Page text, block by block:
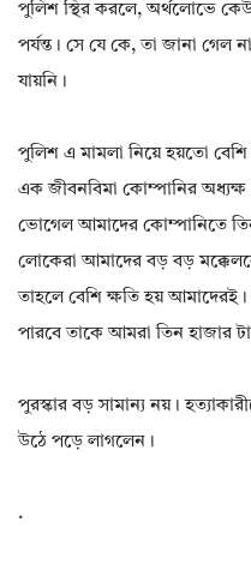
পুলিশ স্থির করলে, অর্থলোভে
পর্যন্ত। সে যে কে, তা জানা গেল
যায়নি।
পুলিশ এ মামলা নিয়ে হয়তো বেশি
এক জীবনবিমা কোম্পানির
ভোগেল আমাদের কোম্পানিতে
লোকেরা আমাদের বড় বড়
তাহলে বেশি ক্ষতি হয়
পারবে তাকে আমরা তিন হাজার
পুরস্কার বড় সামান্য নয়।
উঠে পড়ে লাগলেন।
.